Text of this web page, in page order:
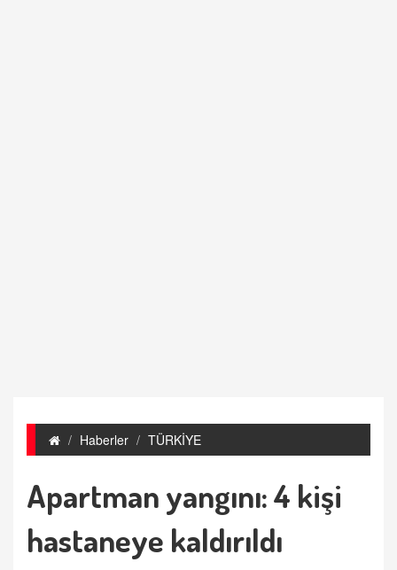
Haberler TÜRKİYE
Apartman yangını: 4 kişi
hastaneye kaldırıldı